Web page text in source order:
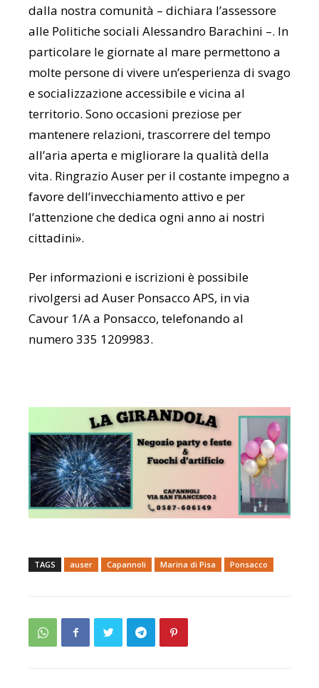
dalla nostra comunità – dichiara l’assessore
alle Politiche sociali Alessandro Barachini –. In
particolare le giornate al mare permettono a
molte persone di vivere un’esperienza di svago
e socializzazione accessibile e vicina al
territorio. Sono occasioni preziose per
mantenere relazioni, trascorrere del tempo
all’aria aperta e migliorare la qualità della
vita. Ringrazio Auser per il costante impegno a
favore dell’invecchiamento attivo e per
l’attenzione che dedica ogni anno ai nostri
cittadini».
Per informazioni e iscrizioni è possibile
rivolgersi ad Auser Ponsacco APS, in via
Cavour 1/A a Ponsacco, telefonando al
numero 335 1209983.
TAGS auser Capannoli Marina di Pisa Ponsacco